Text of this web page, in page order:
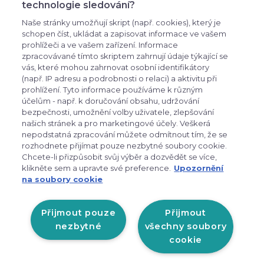
neuniklo
Zákaznické menuexpand_more
Praktické odkazy expand_more
Otevírací doba prodejny v
Liberci:
PO-PÁ: 9:00 - 17:00
Zobrazit na mapě
technologie sledování?
Naše stránky umožňují skript (např. cookies), který je
schopen číst, ukládat a zapisovat informace ve vašem
prohlížeči a ve vašem zařízení. Informace
zpracovávané tímto skriptem zahrnují údaje týkající se
vás, které mohou zahrnovat osobní identifikátory
(např. IP adresu a podrobnosti o relaci) a aktivitu při
prohlížení. Tyto informace používáme k různým
účelům - např. k doručování obsahu, udržování
bezpečnosti, umožnění volby uživatele, zlepšování
našich stránek a pro marketingové účely. Veškerá
nepodstatná zpracování můžete odmítnout tím, že se
rozhodnete přijímat pouze nezbytné soubory cookie.
Chcete-li přizpůsobit svůj výběr a dozvědět se více,
klikněte sem a upravte své preference.
Upozornění
na soubory cookie
Přijmout
všechny soubory
cookie
Přijmout pouze
nezbytné